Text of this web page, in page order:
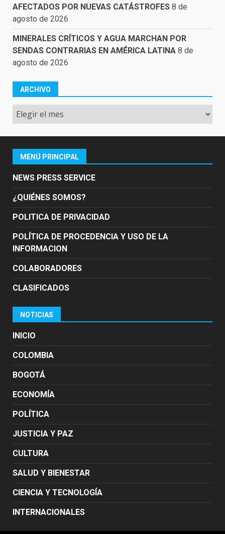
AFECTADOS POR NUEVAS CATÁSTROFES 8 de
agosto de 2026
MINERALES CRÍTICOS Y AGUA MARCHAN POR
SENDAS CONTRARIAS EN AMÉRICA LATINA 8 de
agosto de 2026
ARCHIVO
Archivo
MENÚ PRINCIPAL
NEWS PRESS SERVICE
¿QUIÉNES SOMOS?
POLITICA DE PRIVACIDAD
POLÍTICA DE PROCEDENCIA Y USO DE LA
INFORMACION
COLABORADORES
CLASIFICADOS
NOTICIAS
INICIO
COLOMBIA
BOGOTÁ
ECONOMÍA
POLÍTICA
JUSTICIA Y PAZ
CULTURA
SALUD Y BIENESTAR
CIENCIA Y TECNOLOGÍA
INTERNACIONALES